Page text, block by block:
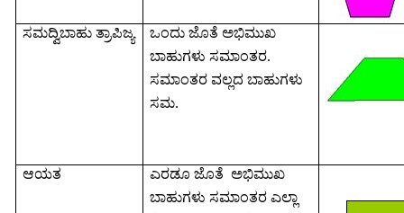
ಸಮದ್ವಿಬಾಹು ತ್ರಾಪಿಜ್ಯ ಒಂದು ಜೊತೆ ಅಭಿಮುಖ
ಬಾಹುಗಳು ಸಮಾಂತರ.
ಸಮಾಂತರ ವಲ್ಲದ ಬಾಹುಗಳು
ಸಮ.
ಆಯತ ಎರಡೂ ಜೊತೆ ಅಭಿಮುಖ
ಬಾಹುಗಳು ಸಮಾಂತರ ಎಲ್ಲಾ